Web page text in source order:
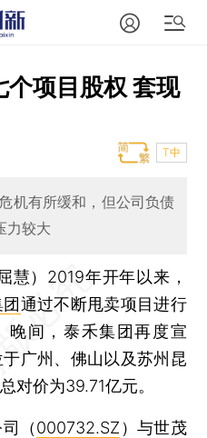
项目股权 套现
T中
机有所缓和，但公司负债
力较大
慧） 2019年开年以来，
通过不断甩卖项目进行
晚间，泰禾集团再度宣
广州、佛山以及苏州昆
对价为39.71亿元。
（000732.SZ ）与世茂